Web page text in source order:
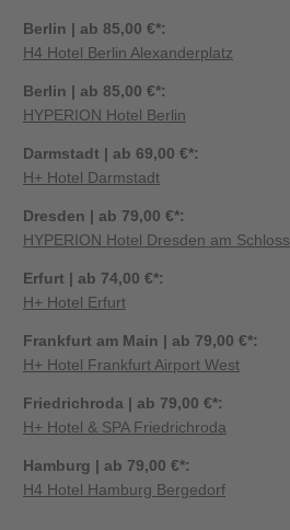
Berlin | ab 85,00 €*:
H4 Hotel Berlin Alexanderplatz
Berlin | ab 85,00 €*:
HYPERION Hotel Berlin
Darmstadt | ab 69,00 €*:
H+ Hotel Darmstadt
Dresden | ab 79,00 €*:
HYPERION Hotel Dresden am Schloss
Erfurt | ab 74,00 €*:
H+ Hotel Erfurt
Frankfurt am Main | ab 79,00 €*:
H+ Hotel Frankfurt Airport West
Friedrichroda | ab 79,00 €*:
H+ Hotel & SPA Friedrichroda
Hamburg | ab 79,00 €*:
H4 Hotel Hamburg Bergedorf